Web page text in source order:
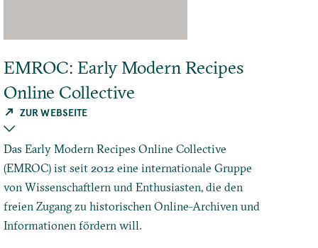
EMROC: Early Modern Recipes
Online Collective
ZUR WEBSEITE
Das Early Modern Recipes Online Collective
(EMROC) ist seit 2012 eine internationale Gruppe
von Wissenschaftlern und Enthusiasten, die den
freien Zugang zu historischen Online-Archiven und
Informationen fördern will.